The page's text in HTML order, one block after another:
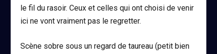
le fil du rasoir. Ceux et celles qui ont choisi de venir
ici ne vont vraiment pas le regretter.
Scène sobre sous un regard de taureau (petit bien